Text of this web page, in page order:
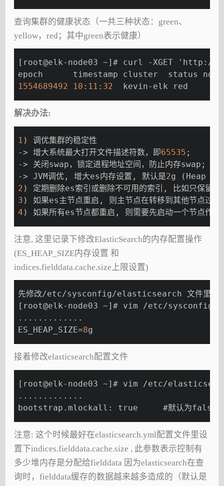
查询集群的健康状态（一共三种状态：green、
yellow，red；其中green表示健康）
[root@elk-node03 ~]# curl -XGET 'http://
epoch      timestamp cluster  status
1554689492
10 : 11 : 32
kevin-elk
解决办法:
1 ) 调优集群的稳定性
-> 增大系统最大打开文件描述符数，即65535 ;
-> 关闭swap，锁定进程地址空间，防止内存swap;
-> JVM调优, 增大es内存设置, 默认是2g (Heap
2 ) 定期删除es索引或删除不可用的索引, 比如只保
3 ) 如果es主节点重启, 则主节点在转移到其他节点
4 ) 如果所有es节点都重启, 则需要先启动一个节点作
注意, 这里记录下修改ElasticSearch的内存配置操作
(ES_HEAP_SIZE内存设置 和
indices.fielddata.cache.size上限设置)
先修改/etc/sysconfig/elasticsearch 文件里的
[root@elk-node03 ~]# vim /etc/sysconfig/
.............
ES_HEAP_SIZE=8g
接着修改elasticsearch配置文件
[root@elk-node03 ~]# vim /etc/
.............
bootstrap.mlockall: true     #默认为false. 表示
注意: 这个时候最好在elasticsearch.yml配置文件里设
置下indices.fielddata.cache.size , 此参数表示控制有
多少堆内存是分配给fielddata 因为elasticsearch在查
询时，fielddata缓存的数据越来越多造成的（默认是